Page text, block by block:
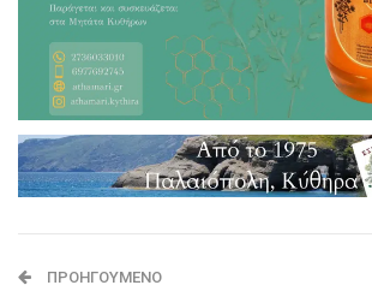
ΠΡΟΗΓΟΎΜΕΝΟ